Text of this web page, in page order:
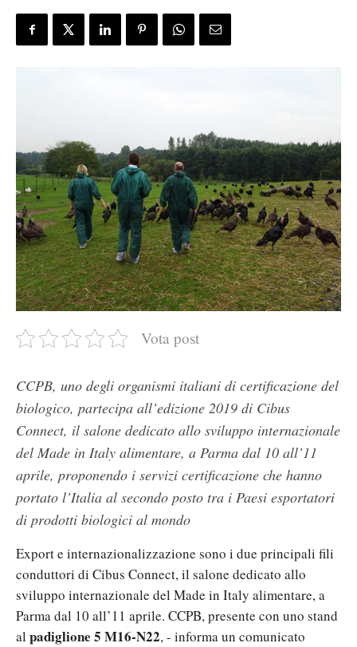
Vota post
CCPB, uno degli organismi italiani di certificazione del
biologico, partecipa all’edizione 2019 di Cibus
Connect, il salone dedicato allo sviluppo internazionale
del Made in Italy alimentare, a Parma dal 10 all’11
aprile, proponendo i servizi certificazione che hanno
portato l’Italia al secondo posto tra i Paesi esportatori
di prodotti biologici al mondo
Export e internazionalizzazione sono i due principali fili
conduttori di Cibus Connect, il salone dedicato allo
sviluppo internazionale del Made in Italy alimentare, a
Parma dal 10 all’11 aprile. CCPB, presente con uno stand
al padiglione 5 M16-N22, - informa un comunicato